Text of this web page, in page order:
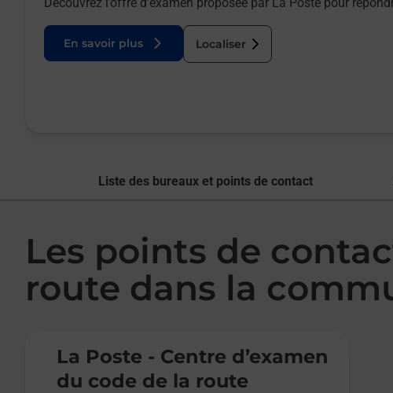
En savoir plus Localiser
Liste des bureaux et points de contact
Les points de
route dans la
La Poste - Centre d’examen
du code de la route